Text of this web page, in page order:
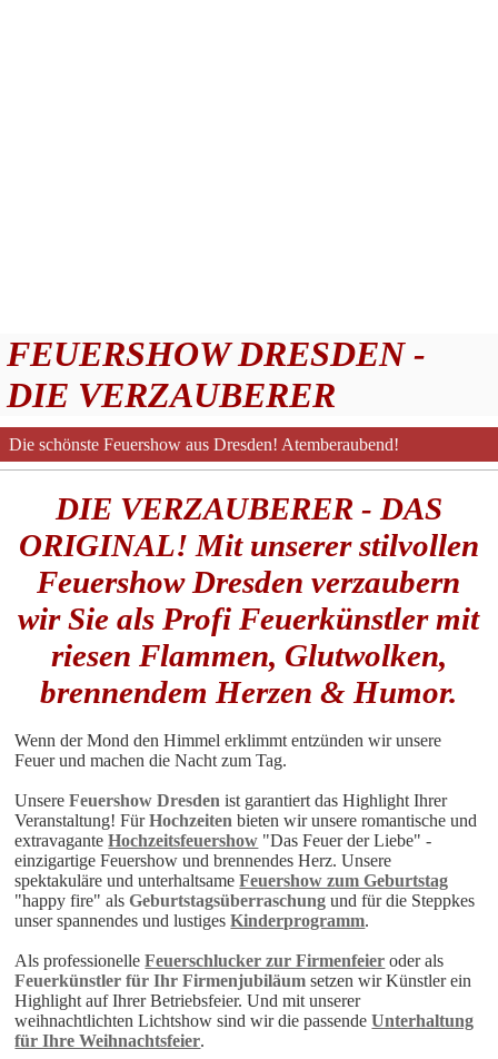
FEUERSHOW DRESDEN -
DIE VERZAUBERER
Die schönste Feuershow aus Dresden! Atemberaubend!
DIE VERZAUBERER - DAS
ORIGINAL! Mit unserer stilvollen
Feuershow Dresden verzaubern
wir Sie als Profi Feuerkünstler mit
riesen Flammen, Glutwolken,
brennendem Herzen & Humor.
Wenn der Mond den Himmel erklimmt entzünden wir unsere
Feuer und machen die Nacht zum Tag.
UnsereFeuershow Dresden ist garantiert das Highlight Ihrer
Veranstaltung! FürHochzeiten bieten wir unsere romantische und
extravaganteHochzeitsfeuershow "Das Feuer der Liebe" -
einzigartige Feuershow und brennendes Herz. Unsere
spektakuläre und unterhaltsameFeuershow zum Geburtstag
"happy fire" alsGeburtstagsüberraschung und für die Steppkes
unser spannendes und lustigesKinderprogramm.
Als professionelleFeuerschlucker zur Firmenfeier oder als
Feuerkünstler für Ihr Firmenjubiläum setzen wir Künstler ein
Highlight auf Ihrer Betriebsfeier. Und mit unserer
weihnachtlichten Lichtshow sind wir die passendeUnterhaltung
für Ihre Weihnachtsfeier.